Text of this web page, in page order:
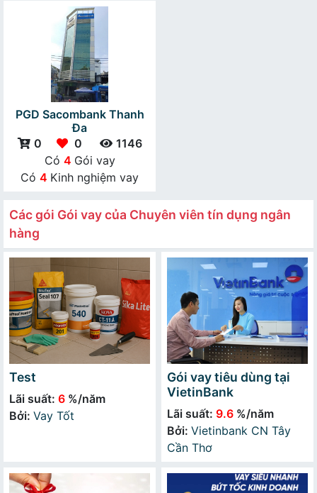
PGD Sacombank Thanh
Đa
0
0
1146
Có 4 Gói vay
Có 4 Kinh nghiệm vay
Các gói Gói vay của Chuyên viên tín dụng ngân
hàng
Test
Lãi suất: 6 %/năm
Bởi: Vay Tốt
Gói vay tiêu dùng tại
VietinBank
Lãi suất: 9.6 %/năm
Bởi: Vietinbank CN Tây
Cần Thơ